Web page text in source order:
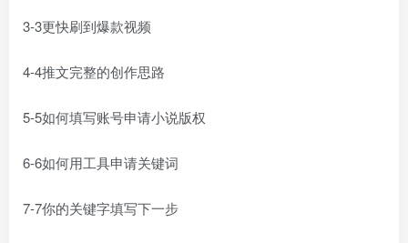
3-3更快刷到爆款视频
4-4推文完整的创作思路
5-5如何填写账号申请小说版权
6-6如何用工具申请关键词
7-7你的关键字填写下一步